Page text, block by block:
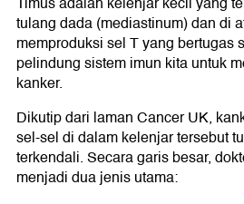
tulang dada (mediastinum) dan di
memproduksi sel T yang bertugas
pelindung sistem imun kita untuk
kanker.
Dikutip dari laman Cancer UK,
sel-sel di dalam kelenjar tersebut
terkendali. Secara garis besar,
menjadi dua jenis utama: